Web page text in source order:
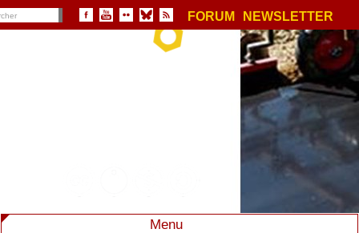
FORUM NEWSLETTER
Menu